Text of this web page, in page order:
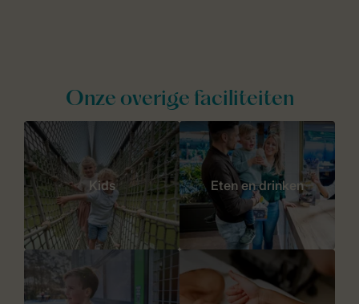
Onze overige faciliteiten
Kids Eten en drinken